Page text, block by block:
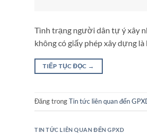
Tình trạng người dân tự ý xây
không có giấy phép xây dựng
TIẾP TỤC ĐỌC →
Đăng trongTin tức liên quan đến
TIN TỨC LIÊN QUAN ĐẾN GPXD